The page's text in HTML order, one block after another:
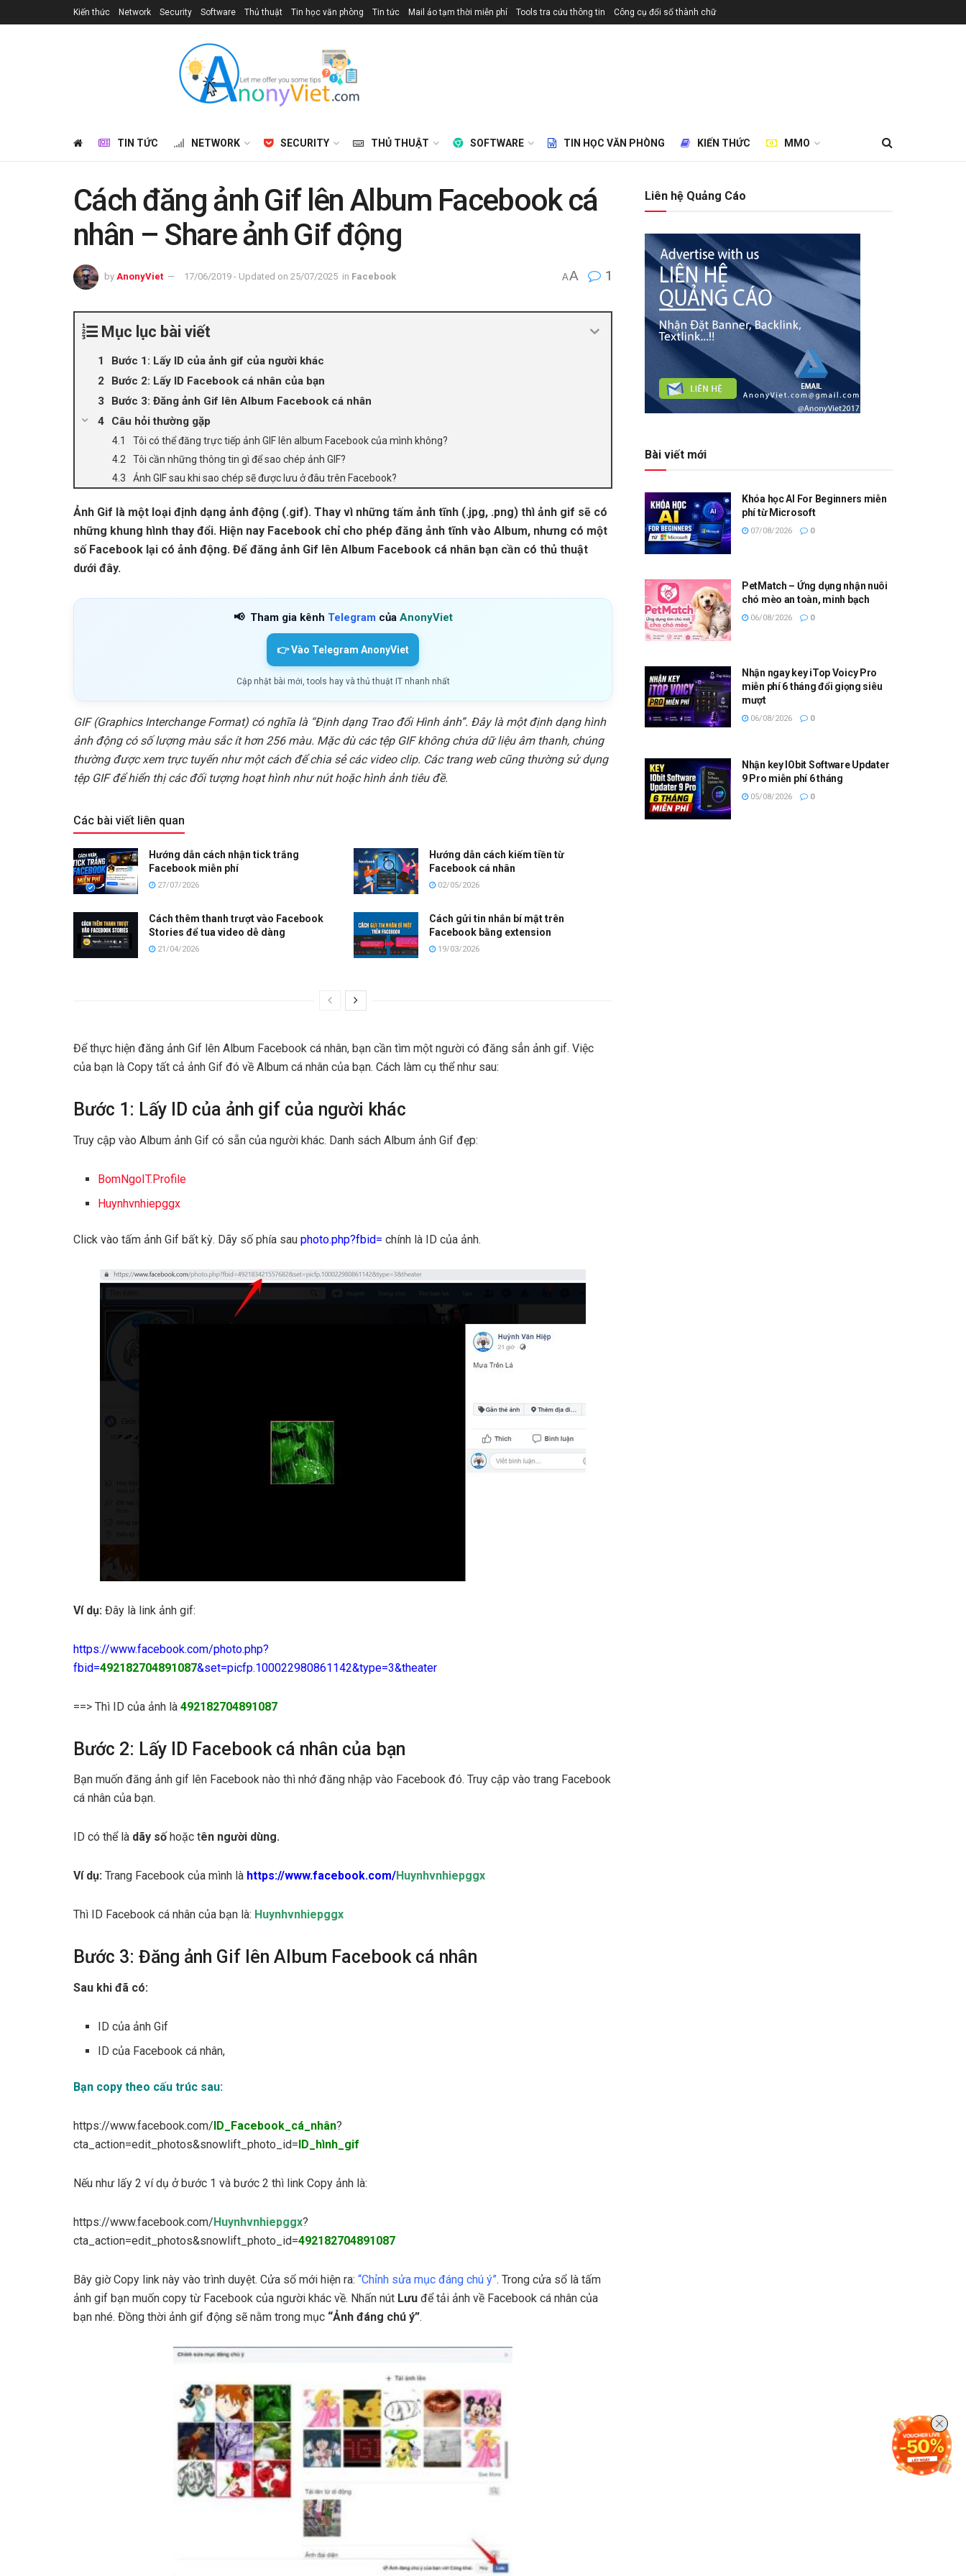
Kiến thức Network Security Software Thủ thuật Tin học văn phòng Tin tức Mail ảo tạm thời miễn phí Tools tra cứu thông tin Công cụ đổi số thành chữ
TIN TỨC NETWORK SECURITY THỦ THUẬT SOFTWARE TIN HỌC VĂN PHÒNG KIẾN THỨC MMO
Cách đăng ảnh Gif lên Album Facebook cá
nhân – Share ảnh Gif động
by AnonyViet 17/06/2019 - Updated on 25/07/2025 in Facebook AA 1
Mục lục bài viết
Bước 1: Lấy ID của ảnh gif của người khác
Bước 2: Lấy ID Facebook cá nhân của bạn
Bước 3: Đăng ảnh Gif lên Album Facebook cá nhân
Câu hỏi thường gặp
Tôi có thể đăng trực tiếp ảnh GIF lên album Facebook của mình không?
Tôi cần những thông tin gì để sao chép ảnh GIF?
Ảnh GIF sau khi sao chép sẽ được lưu ở đâu trên Facebook?
Ảnh Gif là một loại định dạng ảnh động (.gif). Thay vì những tấm ảnh tĩnh (.jpg, .png) thì ảnh gif sẽ có
những khung hình thay đổi. Hiện nay Facebook chỉ cho phép đăng ảnh tĩnh vào Album, nhưng có một
số Facebook lại có ảnh động. Để đăng ảnh Gif lên Album Facebook cá nhân bạn cần có thủ thuật
dưới đây.
📢 Tham gia kênh Telegram của AnonyViet
👉 Vào Telegram AnonyViet
Cập nhật bài mới, tools hay và thủ thuật IT nhanh nhất
GIF (Graphics Interchange Format) có nghĩa là “Định dạng Trao đổi Hình ảnh”. Đây là một định dạng hình
ảnh động có số lượng màu sắc ít hơn 256 màu. Mặc dù các tệp GIF không chứa dữ liệu âm thanh, chúng
thường được xem trực tuyến như một cách để chia sẻ các video clip. Các trang web cũng thường sử dụng
tệp GIF để hiển thị các đối tượng hoạt hình như nút hoặc hình ảnh tiêu đề.
Các bài viết liên quan
Hướng dẫn cách nhận tick trắng
Facebook miễn phí
27/07/2026
Hướng dẫn cách kiếm tiền từ
Facebook cá nhân
02/05/2026
Cách thêm thanh trượt vào Facebook
Stories để tua video dễ dàng
21/04/2026
Cách gửi tin nhắn bí mật trên
Facebook bằng extension
19/03/2026
Để thực hiện đăng ảnh Gif lên Album Facebook cá nhân, bạn cần tìm một người có đăng sẳn ảnh gif. Việc
của bạn là Copy tất cả ảnh Gif đó về Album cá nhân của bạn. Cách làm cụ thể như sau:
Bước 1: Lấy ID của ảnh gif của người khác
Truy cập vào Album ảnh Gif có sẵn của người khác. Danh sách Album ảnh Gif đẹp:
BomNgoIT.Profile
Huynhvnhiepggx
Click vào tấm ảnh Gif bất kỳ. Dãy số phía sau photo.php?fbid= chính là ID của ảnh.
Ví dụ: Đây là link ảnh gif:
https://www.facebook.com/photo.php?
fbid=492182704891087&set=picfp.100022980861142&type=3&theater
==> Thì ID của ảnh là 492182704891087
Bước 2: Lấy ID Facebook cá nhân của bạn
Bạn muốn đăng ảnh gif lên Facebook nào thì nhớ đăng nhập vào Facebook đó. Truy cập vào trang Facebook
cá nhân của bạn.
ID có thể là dãy số hoặc tên người dùng.
Ví dụ: Trang Facebook của mình là https://www.facebook.com/Huynhvnhiepggx
Thì ID Facebook cá nhân của bạn là: Huynhvnhiepggx
Bước 3: Đăng ảnh Gif lên Album Facebook cá nhân
Sau khi đã có:
ID của ảnh Gif
ID của Facebook cá nhân,
Bạn copy theo cấu trúc sau:
https://www.facebook.com/ID_Facebook_cá_nhân?
cta_action=edit_photos&snowlift_photo_id=ID_hình_gif
Nếu như lấy 2 ví dụ ở bước 1 và bước 2 thì link Copy ảnh là:
https://www.facebook.com/Huynhvnhiepggx?
cta_action=edit_photos&snowlift_photo_id=492182704891087
Bây giờ Copy link này vào trình duyệt. Cửa sổ mới hiện ra: “Chỉnh sửa mục đáng chú ý”. Trong cửa sổ là tấm
ảnh gif bạn muốn copy từ Facebook của người khác về. Nhấn nút Lưu để tải ảnh về Facebook cá nhân của
bạn nhé. Đồng thời ảnh gif động sẽ nằm trong mục “Ảnh đáng chú ý”.
Liên hệ Quảng Cáo
Bài viết mới
Khóa học AI For Beginners miễn
phí từ Microsoft
07/08/2026 0
PetMatch – Ứng dụng nhận nuôi
chó mèo an toàn, minh bạch
06/08/2026 0
Nhận ngay key iTop Voicy Pro
miễn phí 6 tháng đổi giọng siêu
mượt
06/08/2026 0
Nhận key IObit Software Updater
9 Pro miễn phí 6 tháng
05/08/2026 0